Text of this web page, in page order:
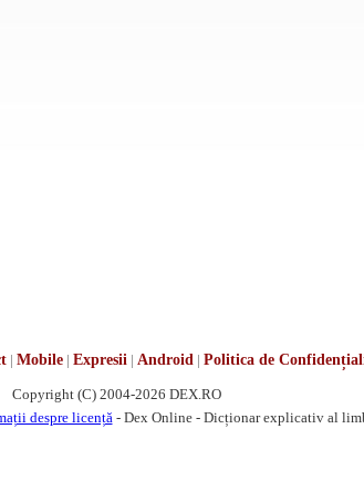
| Mobile| Expresii | Android | Politica de
Copyright (C) 2004-2026 DEX.RO
despre licență - Dex Online - Dicționar explicativ al